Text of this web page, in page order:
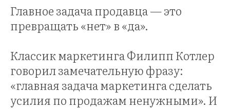
Главное задача продавца — это
превращать «нет» в «да».
Классик маркетинга Филипп Котлер
говорил замечательную фразу:
«главная задача маркетинга сделать
усилия по продажам ненужными». И